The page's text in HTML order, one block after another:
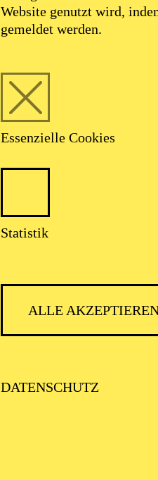
Website genutzt wird,
gemeldet werden.
Essenzielle Cookies
Statistik
ALLE
DATENSCHUTZ